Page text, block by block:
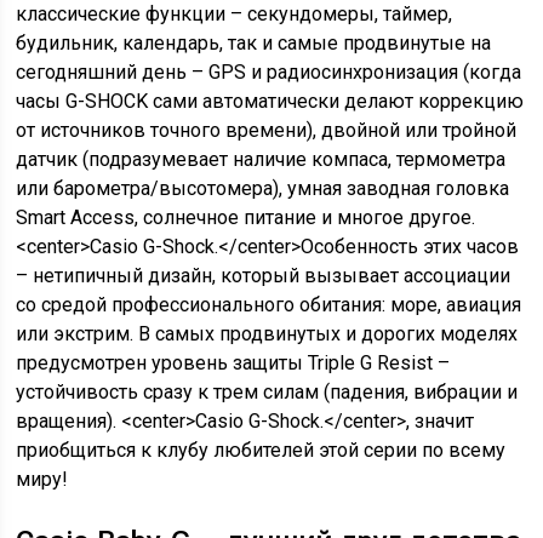
классические функции – секундомеры, таймер,
будильник, календарь, так и самые продвинутые на
сегодняшний день – GPS и радиосинхронизация (когда
часы G-SHOCK сами автоматически делают коррекцию
от источников точного времени), двойной или тройной
датчик (подразумевает наличие компаса, термометра
или барометра/высотомера), умная заводная головка
Smart Access, солнечное питание и многое другое.
<center>Casio G-Shock.</center>Особенность этих часов
– нетипичный дизайн, который вызывает ассоциации
со средой профессионального обитания: море, авиация
или экстрим. В самых продвинутых и дорогих моделях
предусмотрен уровень защиты Triple G Resist –
устойчивость сразу к трем силам (падения, вибрации и
вращения). <center>Casio G-Shock.</center>, значит
приобщиться к клубу любителей этой серии по всему
миру!